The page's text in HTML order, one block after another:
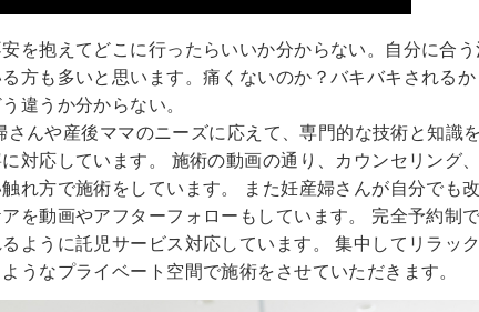
を抱えてどこに行ったらいいか分からない。自分に合う
方も多いと思います。痛くないのか？バキバキされる
違うか分からない。
さんや産後ママのニーズに応えて、専門的な技術と知識
対応しています。
施術の動画の通り、カウンセリング、
れ方で施術をしています。
また妊産婦さんが自分でも
を動画やアフターフォローもしています。
完全予約制
ように託児サービス対応しています。
集中してリラッ
うなプライベート空間で施術をさせていただきます。